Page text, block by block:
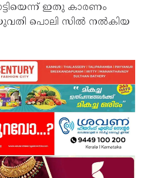
ഇതു കാരണം
പൊലി സിൽ നൽകിയ